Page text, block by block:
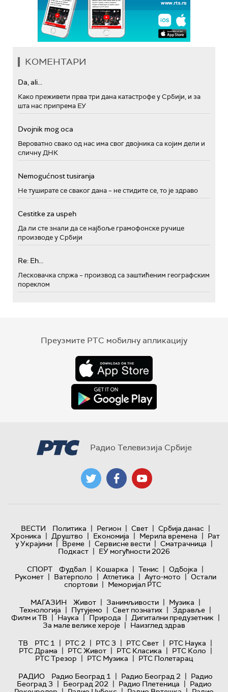
КОМЕНТАРИ
Da, ali...
Како преживети прва три дана катастрофе у Србији, и за
шта нас припрема ЕУ
Dvojnik mog oca
Вероватно свако од нас има свог двојника са којим дели и
сличну ДНК
Nemogućnost tusiranja
Не туширате се сваког дана – не стидите се, то је здраво
Cestitke za uspeh
Да ли сте знали да се најбоље грамофонске ручице
производе у Србији
Re: Eh...
Лесковачка спржа – производ са заштићеним географским
пореклом
Преузмите РТС мобилну апликацију
Радио Телевизија Србије
ВЕСТИ Политика | Регион | Свет | Србија данас |
Хроника | Друштво | Економија | Мерила времена | Рат
у Украјини | Време | Сервисне вести | Сматрачница |
Подкаст | ЕУ могућности 2026
СПОРТ
Фудбал | Кошарка | Тенис | Одбојка |
Рукомет | Ватерполо | Атлетика | Ауто-мото | Остали
спортови | Меморијал РТС
МАГАЗИН
Живот | Занимљивости | Музика |
Технологијa | Путујемо | Свет познатих | Здравље |
Филм и ТВ | Наука | Природа | Дигитални предузетник |
За мале велике хероје | Наизглед здрав
ТВ
РТС 1 | РТС 2 | РТС 3 | РТС Свет | РТС Наука |
РТС Драма | РТС Живот | РТС Класика | РТС Коло |
РТС Трезор | РТС Музика | РТС Полетарац
РАДИО
Радио Београд 1 | Радио Београд 2 | Радио
Београд 3 | Београд 202 | Радио Плетеница | Радио